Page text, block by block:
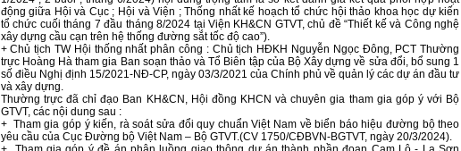
động giữa Hội và Cục ; Hội và Viện ; Thống nhất kế hoạch tổ chức hội thảo khoa học dự kiến
tổ chức cuối tháng 7 đầu tháng 8/2024 tại Viện KH&CN GTVT, chủ đề “Thiết kế và Công nghệ
xây dựng cầu cạn trên hệ thống đường sắt tốc độ cao”).
+ Chủ tịch TW Hội thống nhất phân công : Chủ tịch HĐKH Nguyễn Ngọc Đông, PCT Thường
trực Hoàng Hà tham gia Ban soạn thảo và Tổ Biên tập của Bộ Xây dựng về sửa đổi, bổ sung 1
số điều Nghị định 15/2021-NĐ-CP, ngày 03/3/2021 của Chính phủ về quản lý các dự án đầu tư
và xây dựng.
Thường trực đã chỉ đạo Ban KH&CN, Hội đồng KHCN và chuyên gia tham gia góp ý với Bộ
GTVT, các nội dung sau :
+ Tham gia góp ý kiến, rà soát sửa đổi quy chuẩn Việt Nam về biển báo hiệu đường bộ theo
yêu cầu của Cục Đường bộ Việt Nam – Bộ GTVT.(CV 1750/CĐBVN-BGTVT, ngày 20/3/2024).